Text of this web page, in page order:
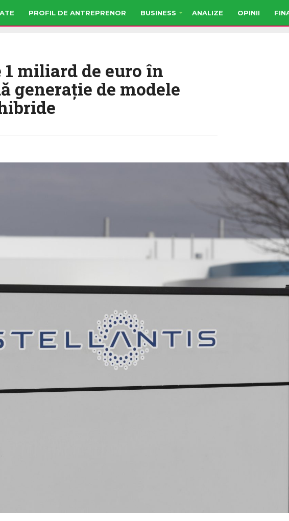
PROFIL DE ANTREPRENOR BUSINESS ANALIZE OPINII
miliard de euro în
generaţie de modele